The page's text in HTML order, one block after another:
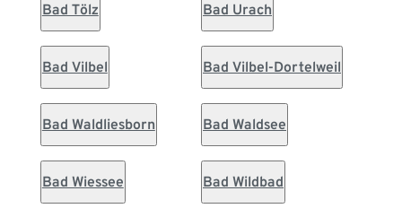
Bad Tölz Bad Urach
Bad Vilbel Bad Vilbel-Dortelweil
Bad Waldliesborn Bad Waldsee
Bad Wiessee Bad Wildbad